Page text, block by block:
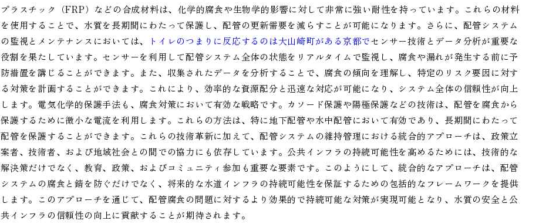
プラスチック（FRP）などの合成材料は、化学的腐食や生物学的影響に対して非常に強い耐性を持っています。これらの材料
を使用することで、水質を長期間にわたって保護し、配管の更新需要を減らすことが可能になります。さらに、配管システム
の監視とメンテナンスにおいては、
トイレのつまりに反応するのは大山崎町がある京都でセンサー技術とデータ分析が重要な
役割を果たしています。センサーを利用して配管システム全体の状態をリアルタイムで監視し、腐食や漏れが発生する前に予
防措置を講じることができます。また、収集されたデータを分析することで、腐食の傾向を理解し、特定のリスク要因に対す
る対策を計画することができます。これにより、効率的な資源配分と迅速な対応が可能になり、システム全体の信頼性が向上
します。電気化学的保護手法も、腐食対策において有効な戦略です。カソード保護や陽極保護などの技術は、配管を腐食から
保護するために微小な電流を利用します。これらの方法は、特に地下配管や水中配管において有効であり、長期間にわたって
配管を保護することができます。これらの技術革新に加えて、配管システムの維持管理における統合的アプローチは、政策立
案者、技術者、および地域社会との間での協力にも依存しています。公共インフラの持続可能性を高めるためには、技術的な
解決策だけでなく、教育、政策、およびコミュニティ参加も重要な要素です。このようにして、統合的なアプローチは、配管
システムの腐食と錆を防ぐだけでなく、将来的な水道インフラの持続可能性を保証するための包括的なフレームワークを提供
します。このアプローチを通じて、配管腐食の問題に対するより効果的で持続可能な対策が実現可能となり、水質の安全と公
共インフラの信頼性の向上に貢献することが期待されます。